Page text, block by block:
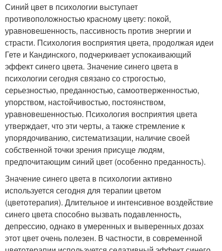
Синий цвет в психологии выступает
противоположностью красному цвету: покой,
уравновешенность, пассивность против энергии и
страсти. Психология восприятия цвета, продолжая идеи
Гете и Кандинского, подчеркивает успокаивающий
эффект синего цвета. Значение синего цвета в
психологии сегодня связано со строгостью,
серьезностью, преданностью, самоотверженностью,
упорством, настойчивостью, постоянством,
уравновешенностью. Психология восприятия цвета
утверждает, что эти черты, а также стремление к
упорядочиванию, систематизации, наличие своей
собственной точки зрения присуще людям,
предпочитающим синий цвет (особенно преданность).
Значение синего цвета в психологии активно
используется сегодня для терапии цветом
(цветотерапия). Длительное и интенсивное воздействие
синего цвета способно вызвать подавленность,
депрессию, однако в умеренных и выверенных дозах
этот цвет очень полезен. В частности, в современной